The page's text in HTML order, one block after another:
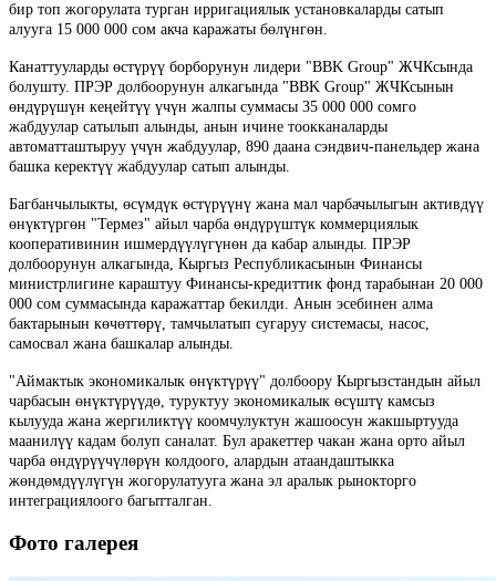
бир топ жогорулата турган ирригациялык установкаларды сатып
алууга 15 000 000 сом акча каражаты бөлүнгөн.
Канаттууларды өстүрүү борборунун лидери "BBK Group" ЖЧКсында
болушту. ПРЭР долбоорунун алкагында "BBK Group" ЖЧКсынын
өндүрүшүн кеңейтүү үчүн жалпы суммасы 35 000 000 сомго
жабдуулар сатылып алынды, анын ичине тоокканаларды
автоматташтыруу үчүн жабдуулар, 890 даана сэндвич-панельдер жана
башка керектүү жабдуулар сатып алынды.
Багбанчылыкты, өсүмдүк өстүрүүнү жана мал чарбачылыгын активдүү
өнүктүргөн "Термез" айыл чарба өндүрүштүк коммерциялык
кооперативинин ишмердүүлүгүнөн да кабар алынды. ПРЭР
долбоорунун алкагында, Кыргыз Республикасынын Финансы
министрлигине караштуу Финансы-кредиттик фонд тарабынан 20 000
000 сом суммасында каражаттар бекилди. Анын эсебинен алма
бактарынын көчөттөрү, тамчылатып сугаруу системасы, насос,
самосвал жана башкалар алынды.
"Аймактык экономикалык өнүктүрүү" долбоору Кыргызстандын айыл
чарбасын өнүктүрүүдө, туруктуу экономикалык өсүштү камсыз
кылууда жана жергиликтүү коомчулуктун жашоосун жакшыртууда
маанилүү кадам болуп саналат. Бул аракеттер чакан жана орто айыл
чарба өндүрүүчүлөрүн колдоого, алардын атаандаштыкка
жөндөмдүүлүгүн жогорулатууга жана эл аралык рынокторго
интеграциялоого багытталган.
Фото галерея